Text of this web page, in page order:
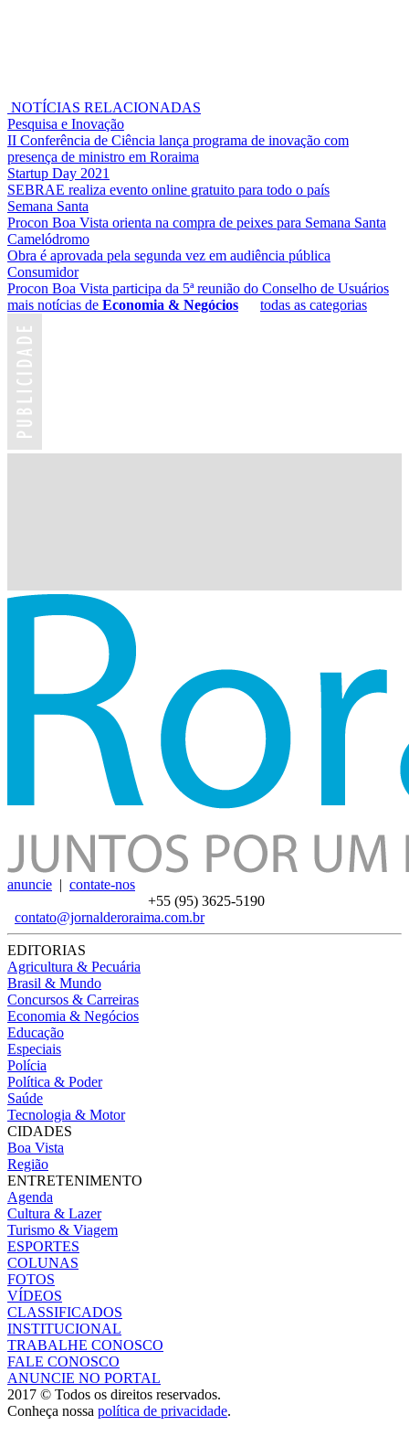
NOTÍCIAS RELACIONADAS
Pesquisa e Inovação
II Conferência de Ciência lança programa de inovação com
presença de ministro em Roraima
Startup Day 2021
SEBRAE realiza evento online gratuito para todo o país
Semana Santa
Procon Boa Vista orienta na compra de peixes para Semana Santa
Camelódromo
Obra é aprovada pela segunda vez em audiência pública
Consumidor
Procon Boa Vista participa da 5ª reunião do Conselho de Usuários
mais notícias de Economia & Negócios todas as categorias
anuncie | contate-nos
+55 (95) 3625-5190
contato@jornalderoraima.com.br
EDITORIAS
Agricultura & Pecuária
Brasil & Mundo
Concursos & Carreiras
Economia & Negócios
Educação
Especiais
Polícia
Política & Poder
Saúde
Tecnologia & Motor
CIDADES
Boa Vista
Região
ENTRETENIMENTO
Agenda
Cultura & Lazer
Turismo & Viagem
ESPORTES
COLUNAS
FOTOS
VÍDEOS
CLASSIFICADOS
INSTITUCIONAL
TRABALHE CONOSCO
FALE CONOSCO
ANUNCIE NO PORTAL
2017 © Todos os direitos reservados.
Conheça nossa política de privacidade.